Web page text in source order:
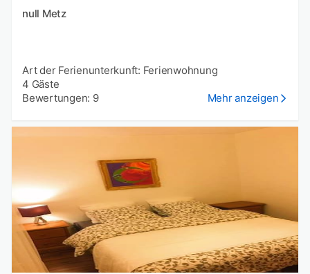
null Metz
Art der Ferienunterkunft: Ferienwohnung
4 Gäste
Bewertungen: 9
Mehr anzeigen